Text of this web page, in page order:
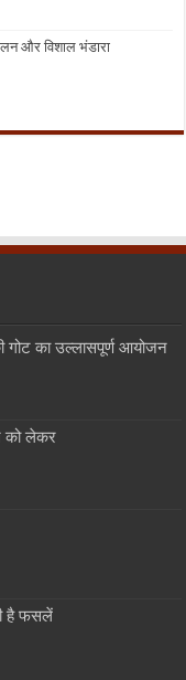
और विशाल भंडारा
गोट का उल्लासपूर्ण आयोजन
को लेकर
है फसलें